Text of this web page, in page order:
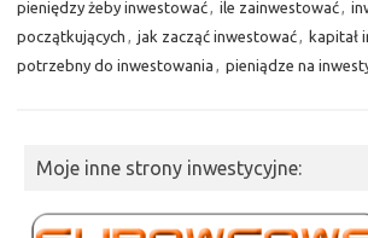
pieniędzy żeby inwestować, ile zainwestować,
początkujących , jak zacząć inwestować, kapitał
potrzebny do inwestowania , pieniądze na
Moje inne strony inwestycyjne: